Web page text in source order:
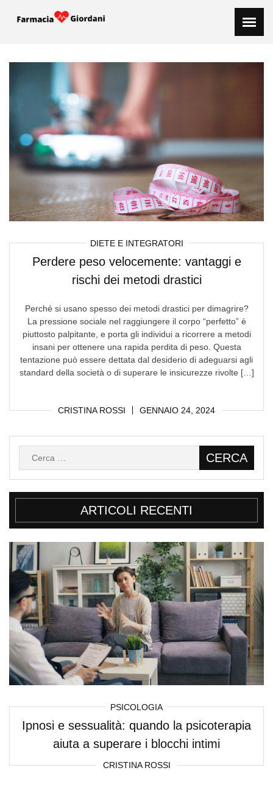
DIETE E INTEGRATORI
Perdere peso velocemente: vantaggi e
rischi dei metodi drastici
CRISTINA ROSSI GENNAIO 24, 2024
Perché si usano spesso dei metodi drastici per dimagrire?
La pressione sociale nel raggiungere il corpo “perfetto” è
piuttosto palpitante, e porta gli individui a ricorrere a metodi
insani per ottenere una rapida perdita di peso. Questa
tentazione può essere dettata dal desiderio di adeguarsi agli
standard della società o di superare le insicurezze rivolte […]
ARTICOLI RECENTI
PSICOLOGIA
Ipnosi e sessualità: quando la psicoterapia
aiuta a superare i blocchi intimi
CRISTINA ROSSI